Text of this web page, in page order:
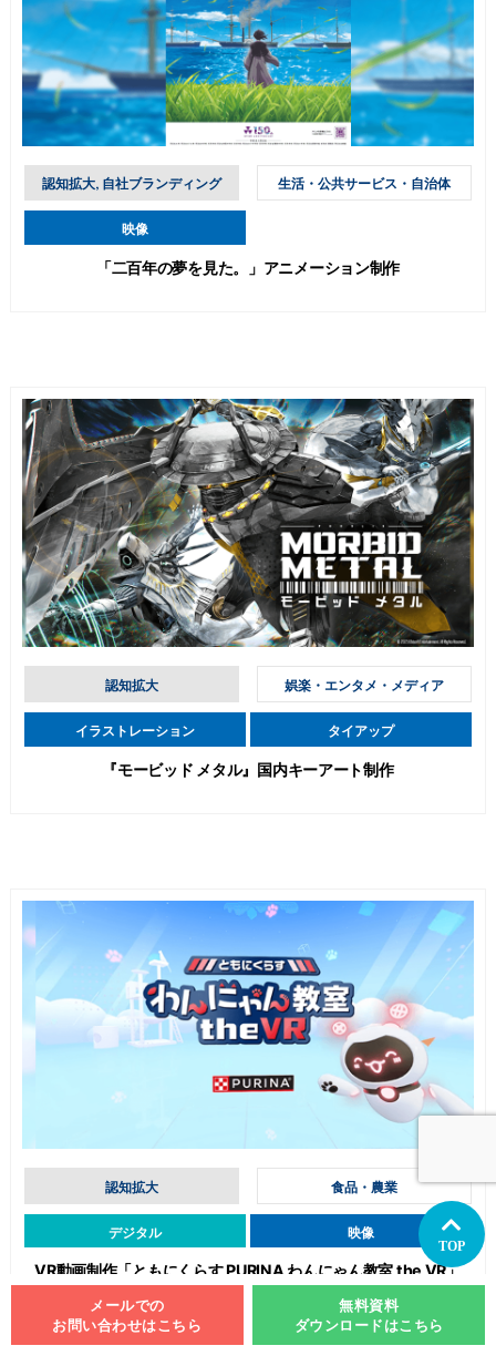
メールでの
お問い合わせはこちら
無料資料
ダウンロードはこちら
認知拡大, 自社ブランディング 生活・公共サービス・自治体
映像
「二百年の夢を見た。」アニメーション制作
認知拡大 娯楽・エンタメ・メディア
イラストレーション タイアップ
『モービッド メタル』国内キーアート制作
認知拡大 食品・農業
デジタル 映像
VR動画制作「ともにくらす PURINA わんにゃん教室 the VR」
TOP